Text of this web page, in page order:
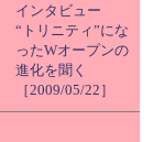
インタビュー
“トリニティ”にな
ったWオープンの
進化を聞く
［2009/05/22］